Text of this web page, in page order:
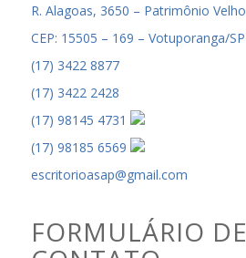
R. Alagoas, 3650 – Patrimônio Velho
CEP: 15505 – 169 – Votuporanga/SP
(17) 3422 8877
(17) 3422 2428
(17) 98145 4731
(17) 98185 6569
escritorioasap@gmail.com
FORMULÁRIO DE